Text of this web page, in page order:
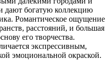
дают богатую коллекцию
Романтическое ощущение
расстояний, и большая
его творчества.
экспрессивным,
эмоциональной окраской.